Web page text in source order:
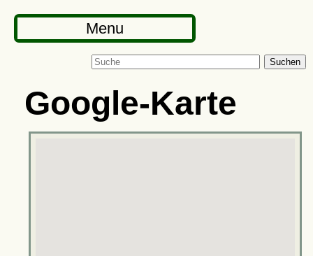
Menu
Suchen
Google-Karte